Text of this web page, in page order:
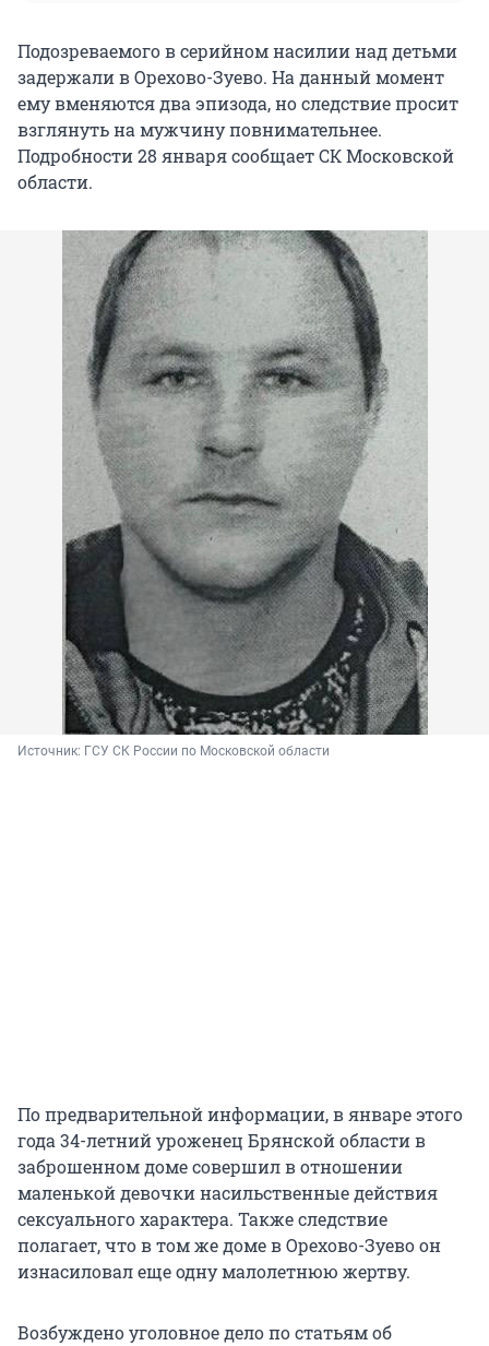
Подозреваемого в серийном насилии над детьми
задержали в Орехово-Зуево. На данный момент
ему вменяются два эпизода, но следствие просит
взглянуть на мужчину повнимательнее.
Подробности 28 января сообщает СК Московской
области.
Источник: ГСУ СК России по Московской области
По предварительной информации, в январе этого
года 34-летний уроженец Брянской области в
заброшенном доме совершил в отношении
маленькой девочки насильственные действия
сексуального характера. Также следствие
полагает, что в том же доме в Орехово-Зуево он
изнасиловал еще одну малолетнюю жертву.
Возбуждено уголовное дело по статьям об